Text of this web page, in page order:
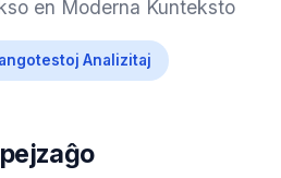
en Moderna Kunteksto
Analizitaj